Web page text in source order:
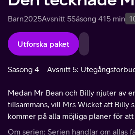
Barn2025Avsnitt 5Säsong 415 min
Utforska paket
Säsong 4 Avsnitt 5:
Medan Mr Bean och Billy njuter av
tillsammans, vill Mrs Wicket att Billy
kommer på alla möjliga planer för
här jobbet.
Om serien: Serien handlar om allas